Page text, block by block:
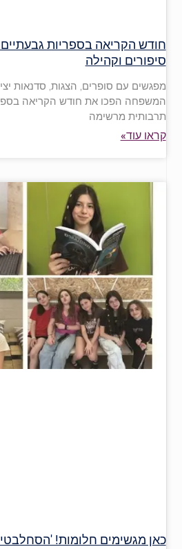
חודש הקריאה בספריות
סיפורים וקהילה
מפגשים עם סופרים, הצגות, סדנאות
המשפחה הפכו את חודש הקריאה
תרבותית מרשימה
קראו עוד»
כאן מגשימים חלומות!